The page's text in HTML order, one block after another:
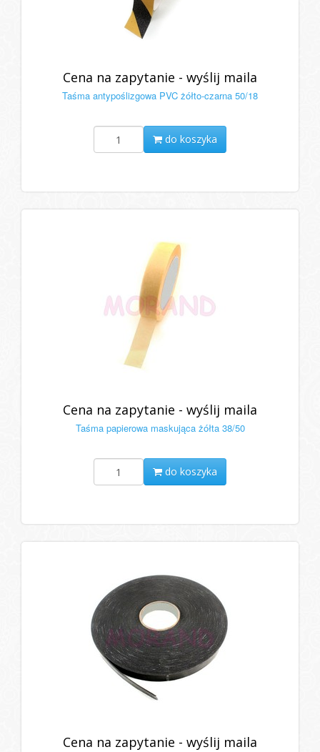
Cena na zapytanie - wyślij maila
Taśma antypoślizgowa PVC żółto-czarna 50/18
do koszyka
Cena na zapytanie - wyślij maila
Taśma papierowa maskująca żółta 38/50
do koszyka
Cena na zapytanie - wyślij maila